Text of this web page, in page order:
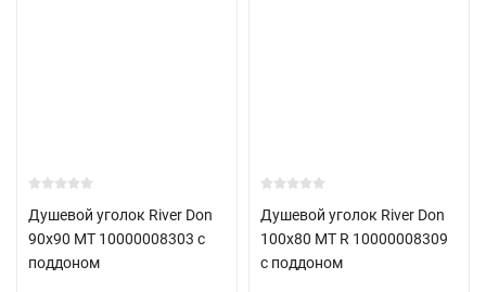
Душевой уголок River Don
90x90 MT 10000008303 с
поддоном
Душевой уголок River Don
100x80 MT R 10000008309
с поддоном